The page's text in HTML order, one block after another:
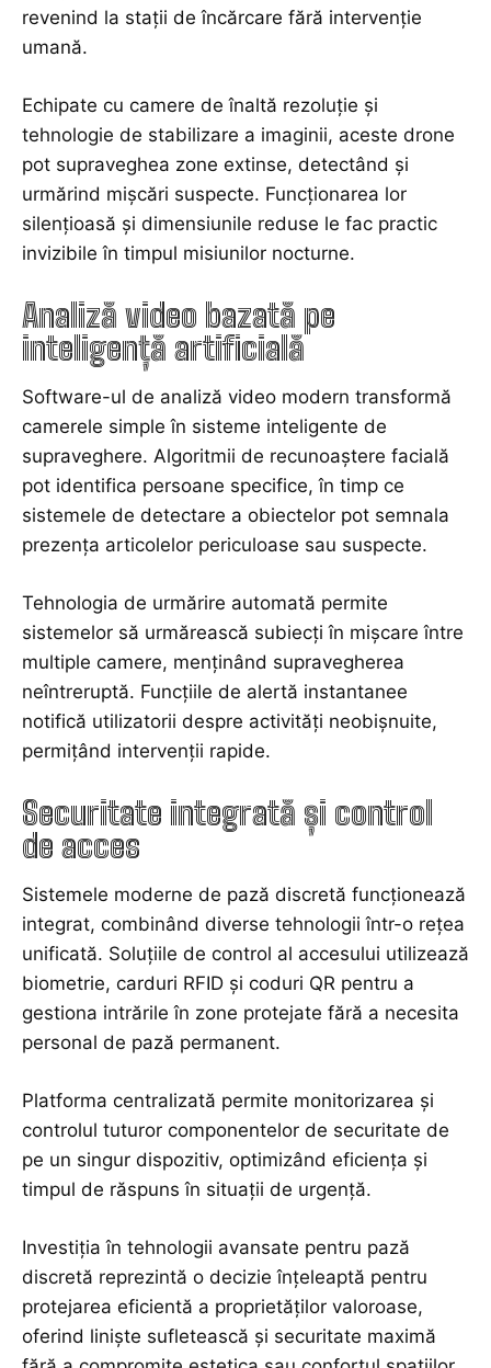
revenind la stații de încărcare fără intervenție
umană.
Echipate cu camere de înaltă rezoluție și
tehnologie de stabilizare a imaginii, aceste drone
pot supraveghea zone extinse, detectând și
urmărind mișcări suspecte. Funcționarea lor
silențioasă și dimensiunile reduse le fac practic
invizibile în timpul misiunilor nocturne.
Analiză video bazată pe
inteligență artificială
Software-ul de analiză video modern transformă
camerele simple în sisteme inteligente de
supraveghere. Algoritmii de recunoaștere facială
pot identifica persoane specifice, în timp ce
sistemele de detectare a obiectelor pot semnala
prezența articolelor periculoase sau suspecte.
Tehnologia de urmărire automată permite
sistemelor să urmărească subiecți în mișcare între
multiple camere, menținând supravegherea
neîntreruptă. Funcțiile de alertă instantanee
notifică utilizatorii despre activități neobișnuite,
permițând intervenții rapide.
Securitate integrată și control
de acces
Sistemele moderne de pază discretă funcționează
integrat, combinând diverse tehnologii într-o rețea
unificată. Soluțiile de control al accesului utilizează
biometrie, carduri RFID și coduri QR pentru a
gestiona intrările în zone protejate fără a necesita
personal de pază permanent.
Platforma centralizată permite monitorizarea și
controlul tuturor componentelor de securitate de
pe un singur dispozitiv, optimizând eficiența și
timpul de răspuns în situații de urgență.
Investiția în tehnologii avansate pentru pază
discretă reprezintă o decizie înțeleaptă pentru
protejarea eficientă a proprietăților valoroase,
oferind liniște sufletească și securitate maximă